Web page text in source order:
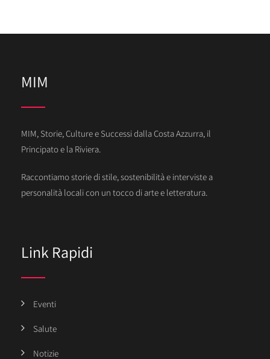
MIM
MIM, Storie, Culture e Successi dalla Costa Azzurra, il
Principato e la Riviera.
Raccontiamo storie di stile, sostenibilità e interviste a
personalità locali con un tocco di arte e letteratura.
Link Rapidi
Eventi
Salute
Notizie